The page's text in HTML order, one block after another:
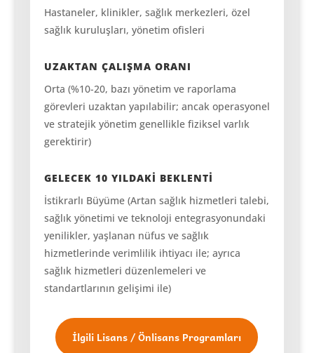
Hastaneler, klinikler, sağlık merkezleri, özel
sağlık kuruluşları, yönetim ofisleri
UZAKTAN ÇALIŞMA ORANI
Orta (%10-20, bazı yönetim ve raporlama
görevleri uzaktan yapılabilir; ancak operasyonel
ve stratejik yönetim genellikle fiziksel varlık
gerektirir)
GELECEK 10 YILDAKİ BEKLENTİ
İstikrarlı Büyüme (Artan sağlık hizmetleri talebi,
sağlık yönetimi ve teknoloji entegrasyonundaki
yenilikler, yaşlanan nüfus ve sağlık
hizmetlerinde verimlilik ihtiyacı ile; ayrıca
sağlık hizmetleri düzenlemeleri ve
standartlarının gelişimi ile)
İlgili Lisans / Önlisans Programları